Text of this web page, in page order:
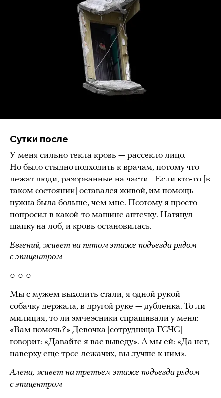
Сутки после
У меня сильно текла кровь — рассекло лицо.
Но было стыдно подходить к врачам, потому что
лежат люди, разорванные на части… Если кто-то [в
таком состоянии] оставался живой, им помощь
нужна была больше, чем мне. Поэтому я просто
попросил в какой-то машине аптечку. Натянул
шапку на лоб, и кровь остановилась.
Евгений, живет на пятом этаже подъезда рядом
с эпицентром
○ ○ ○
Мы с мужем выходить стали, я одной рукой
собачку держала, в другой руке — дубленка. То ли
милиция, то ли эмчеэсники спрашивали у меня:
«Вам помочь?» Девочка [сотрудница ГСЧС]
говорит: «Давайте я вас выведу». А мы ей: «Да нет,
наверху еще трое лежачих, вы лучше к ним».
Алена, живет на третьем этаже подъезда рядом
с эпицентром